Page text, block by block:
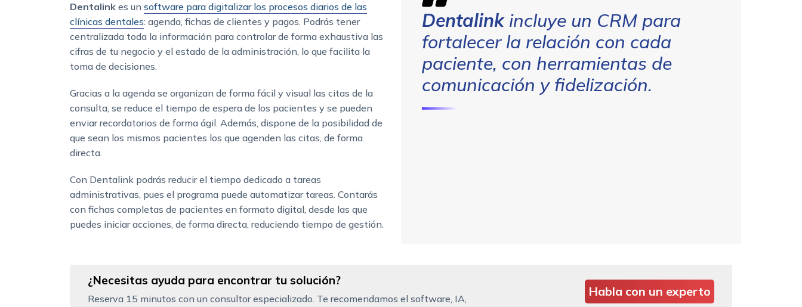
Dentalink es un software para digitalizar los procesos diarios de las
clínicas dentales: agenda, fichas de clientes y pagos. Podrás tener
centralizada toda la información para controlar de forma exhaustiva las
cifras de tu negocio y el estado de la administración, lo que facilita la
toma de decisiones.
Gracias a la agenda se organizan de forma fácil y visual las citas de la
consulta, se reduce el tiempo de espera de los pacientes y se pueden
enviar recordatorios de forma ágil. Además, dispone de la posibilidad de
que sean los mismos pacientes los que agenden las citas, de forma
directa.
Con Dentalink podrás reducir el tiempo dedicado a tareas
administrativas, pues el programa puede automatizar tareas. Contarás
con fichas completas de pacientes en formato digital, desde las que
puedes iniciar acciones, de forma directa, reduciendo tiempo de gestión.
Dentalinkincluye un CRM para
fortalecer la relación con cada
paciente, con herramientas de
comunicación y fidelización.
¿Necesitas ayuda para encontrar tu solución?
Reserva 15 minutos con un consultor especializado. Te recomendamos el software, IA,
Habla con un experto